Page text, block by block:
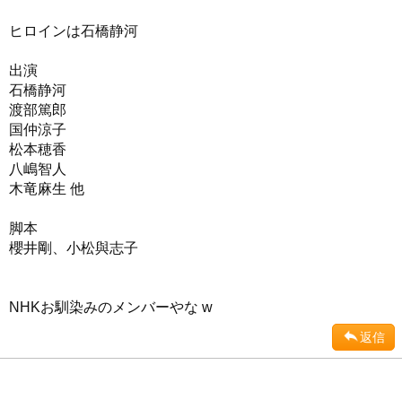
ヒロインは石橋静河
出演
石橋静河
渡部篤郎
国仲涼子
松本穂香
八嶋智人
木竜麻生 他
脚本
櫻井剛、小松與志子
NHKお馴染みのメンバーやな w
返信